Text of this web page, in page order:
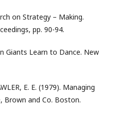
on Strategy – Making.
pp. 90-94.
Giants Learn to Dance. New
E. E. (1979). Managing
Brown and Co. Boston.